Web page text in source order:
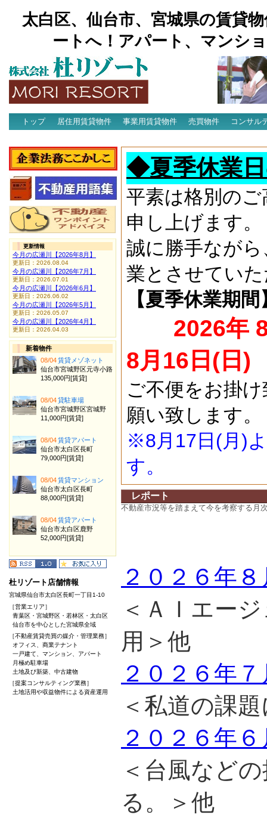
太白区、仙台市、宮城県の賃貸
ートへ！アパート、マンシ
トップ 居住用賃貸物件 事業用賃貸物件 売買物件
コンサル
◆夏季休業
平素は格別の
申し上げます。
誠に勝手なが
業とさせてい
【夏季休業期間
2026年
8月16日(日)
ご不便をお掛
願い致します。
※8月17日(月)
す。
レポート
不動産市況等を踏まえて今を考察する月
２０２６年
＜ＡＩエー
用＞他
２０２６年
＜私道の課
２０２６年
＜台風など
る。＞他
更新情報
今月の広瀬川【2026年8月】
更新日：2026.08.04
今月の広瀬川【2026年7月】
更新日：2026.07.01
今月の広瀬川【2026年6月】
更新日：2026.06.02
今月の広瀬川【2026年5月】
更新日：2026.05.07
今月の広瀬川【2026年4月】
更新日：2026.04.03
新着物件
08/04賃貸メゾネット
仙台市宮城野区元寺小路
135,000円[賃貸]
08/04貸駐車場
仙台市宮城野区宮城野
11,000円[賃貸]
08/04賃貸アパート
仙台市太白区長町
79,000円[賃貸]
08/04賃貸マンション
仙台市太白区長町
88,000円[賃貸]
08/04賃貸アパート
仙台市太白区鹿野
52,000円[賃貸]
杜リゾート店舗情報
宮城県仙台市太白区長町一丁目1-10
［営業エリア］
青葉区・宮城野区・若林区・太白区
仙台市を中心とした宮城県全域
［不動産賃貸売買の媒介・管理業務］
オフィス、商業テナント
一戸建て、マンション、アパート
月極め駐車場
土地及び新築、中古建物
［提案コンサルティング業務］
土地活用や収益物件による資産運用